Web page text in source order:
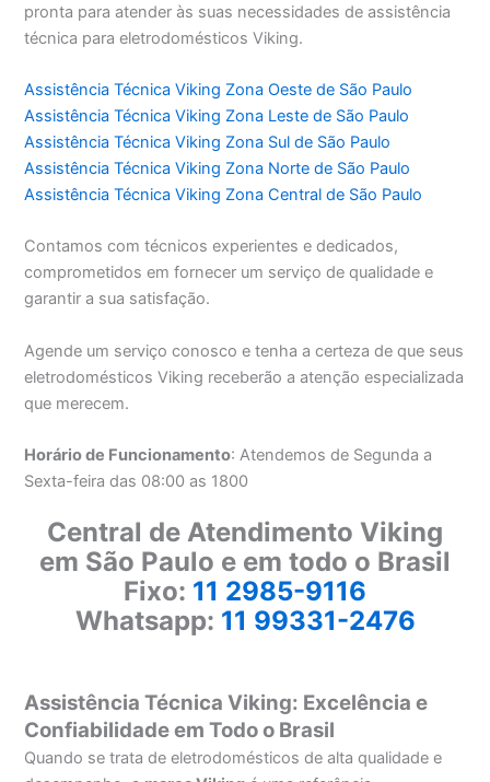
pronta para atender às suas necessidades de assistência
técnica para eletrodomésticos Viking.
Assistência Técnica Viking Zona Oeste de São Paulo
Assistência Técnica Viking Zona Leste de São Paulo
Assistência Técnica Viking Zona Sul de São Paulo
Assistência Técnica Viking Zona Norte de São Paulo
Assistência Técnica Viking Zona Central de São Paulo
Contamos com técnicos experientes e dedicados,
comprometidos em fornecer um serviço de qualidade e
garantir a sua satisfação.
Agende um serviço conosco e tenha a certeza de que seus
eletrodomésticos Viking receberão a atenção especializada
que merecem.
Horário de Funcionamento: Atendemos de Segunda a
Sexta-feira das 08:00 as 1800
Central de Atendimento Viking
em São Paulo e em todo o Brasil
Fixo: 11 2985-9116
Whatsapp: 11 99331-2476
Assistência Técnica Viking: Excelência e
Confiabilidade em Todo o Brasil
Quando se trata de eletrodomésticos de alta qualidade e